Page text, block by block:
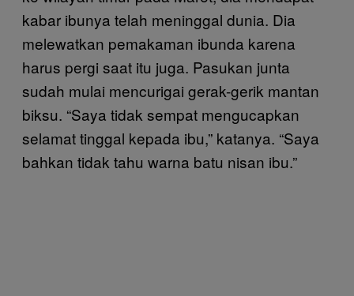
kabar ibunya telah meninggal dunia. Dia
melewatkan pemakaman ibunda karena
harus pergi saat itu juga. Pasukan junta
sudah mulai mencurigai gerak-gerik mantan
biksu. “Saya tidak sempat mengucapkan
selamat tinggal kepada ibu,” katanya. “Saya
bahkan tidak tahu warna batu nisan ibu.”